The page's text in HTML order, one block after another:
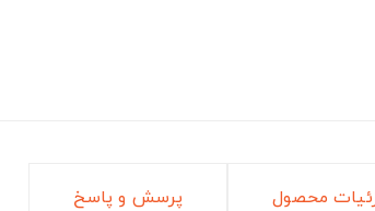
محصول پرسش و پاسخ